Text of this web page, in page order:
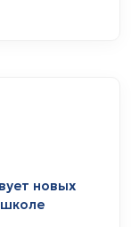
новых
школе